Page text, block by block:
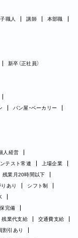
職人 講師
本部職
新卒（正社員）
パン屋・ベーカリー
人経営
テスト常連
上場企業
残業月20時間以下
あり
シフト制
完備
残業代支給
交通費支給
割引あり